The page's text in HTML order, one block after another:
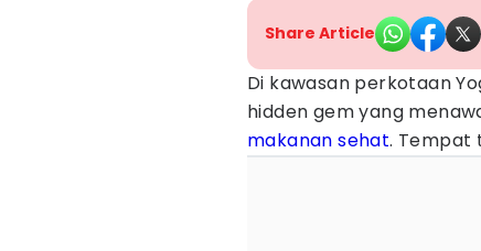
Share Article
Di kawasan perkotaan
hidden gem yang
makanan sehat. Tempat